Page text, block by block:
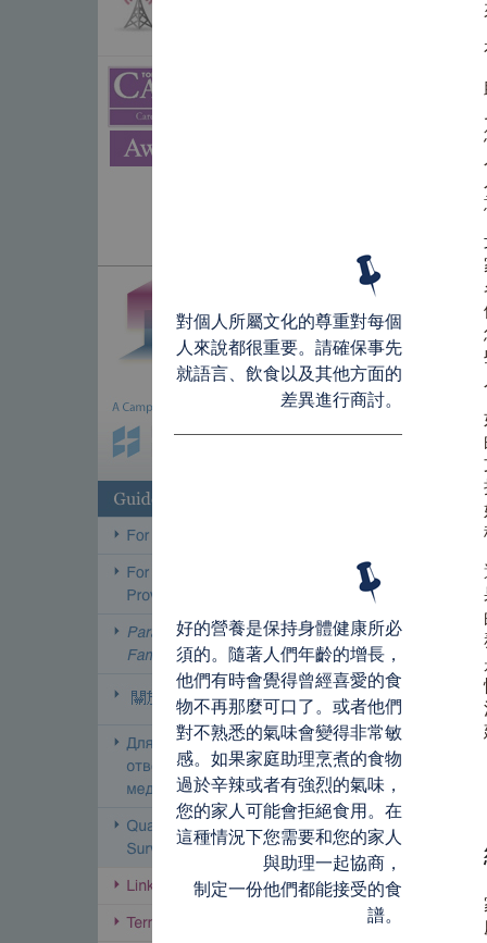
對個人所屬文化的尊重對每個
人來說都很重要。請確保事先
就語言、飲食以及其他方面的
差異進行商討。
好的營養是保持身體健康所必
須的。隨著人們年齡的增長，
他們有時會覺得曾經喜愛的食
物不再那麼可口了。或者他們
對不熟悉的氣味會變得非常敏
感。如果家庭助理烹煮的食物
過於辛辣或者有強烈的氣味，
您的家人可能會拒絕食用。在
這種情況下您需要和您的家人
與助理一起協商，
制定一份他們都能接受的食
譜。